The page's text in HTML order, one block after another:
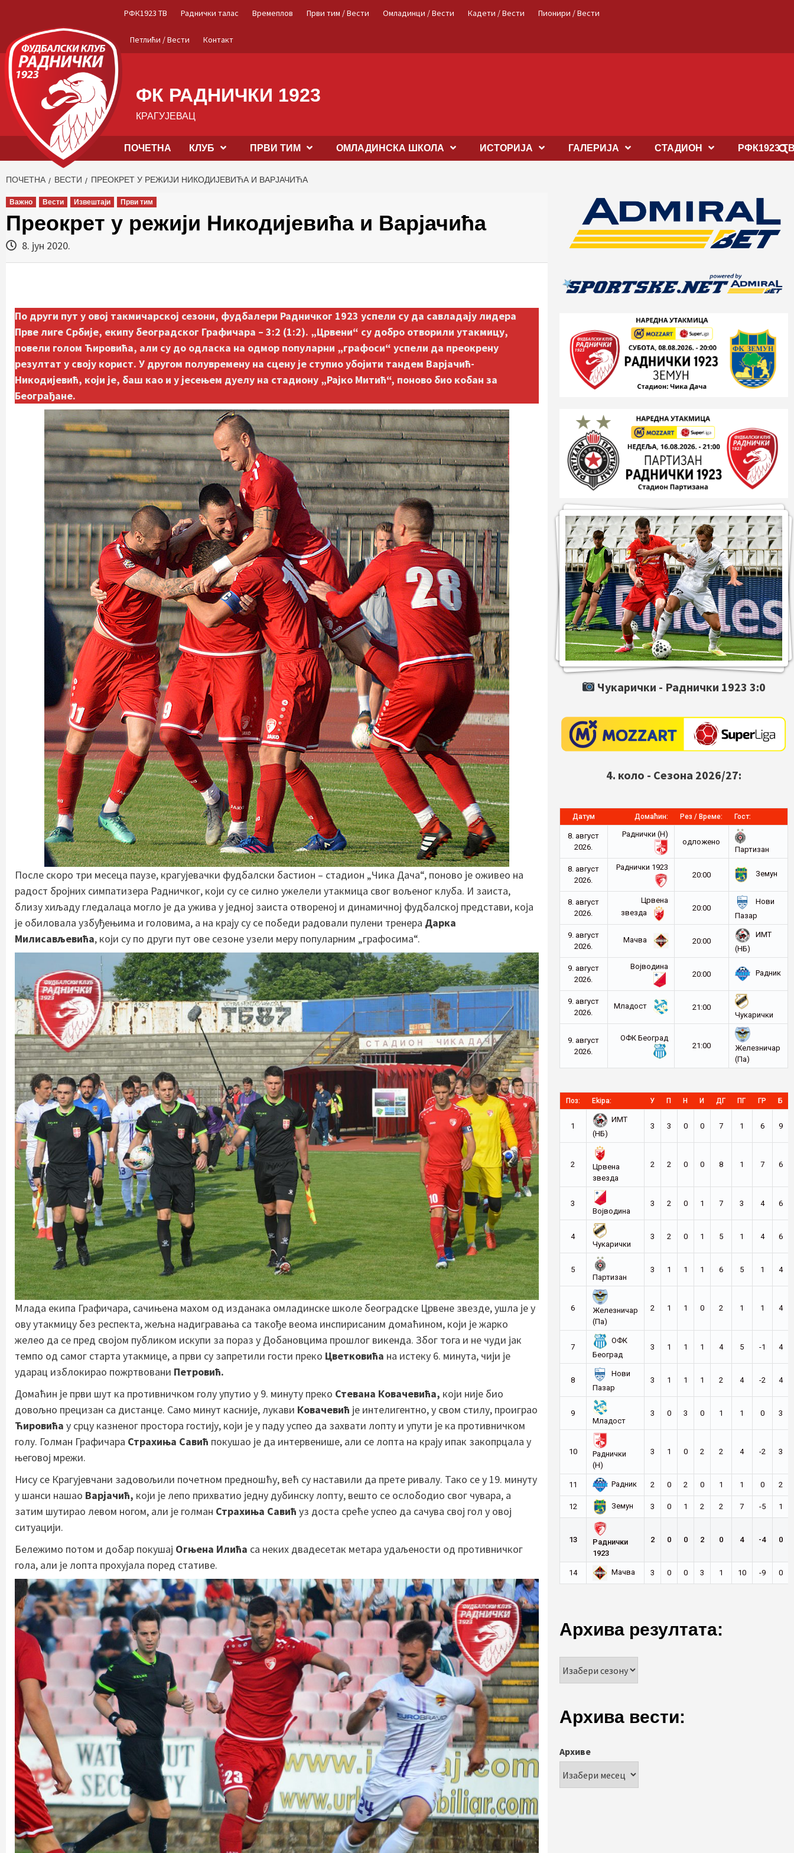
content
РФК1923 ТВ Раднички талас Времеплов Први тим / Вести Омладинци / Вести Кадети / Вести Пионири / Вести
Петлићи / Вести Контакт
ФК РАДНИЧКИ 1923
КРАГУЈЕВАЦ
ПОЧЕТНА КЛУБ ПРВИ ТИМ OМЛАДИНСКА ШКОЛА ИСТОРИЈА ГАЛЕРИЈА СТАДИОН РФК1923
ПОЧЕТНА ВЕСТИ ПРЕОКРЕТ У РЕЖИЈИ НИКОДИЈЕВИЋА И ВАРЈАЧИЋА
Важно Вести Извештаји Први тим
Преокрет у режији Никодијевића и Варјачића
8. јун 2020.
По други пут у овој такмичарској сезони, фудбалери Радничког 1923 успели су да савладају лидера
Прве лиге Србије, екипу београдског Графичара – 3:2 (1:2). „Црвени“ су добро отворили утакмицу,
повели голом Ћировића, али су до одласка на одмор популарни „графоси“ успели да преокрену
резултат у своју корист. У другом полувремену на сцену је ступио убојити тандем Варјачић-
Никодијевић, који је, баш као и у јесењем дуелу на стадиону „Рајко Митић“, поново био кобан за
Београђане.
После скоро три месеца паузе, крагујевачки фудбалски бастион – стадион „Чика Дача“, поново је оживео на
радост бројних симпатизера Радничког, који су се силно ужелели утакмица свог вољеног клуба. И заиста,
близу хиљаду гледалаца могло је да ужива у једној заиста отвореној и динамичној фудбалској представи, која
је обиловала узбуђењима и головима, а на крају су се победи радовали пулени тренера Дарка
Милисављевића, који су по други пут ове сезоне узели меру популарним „графосима“.
Млада екипа Графичара, сачињена махом од изданака омладинске школе београдске Црвене звезде, ушла је у
ову утакмицу без респекта, жељна надигравања са такође веома инспирисаним домаћином, који је жарко
желео да се пред својом публиком искупи за пораз у Добановцима прошлог викенда. Због тога и не чуди јак
темпо од самог старта утакмице, а први су запретили гости преко Цветковића на истеку 6. минута, чији је
ударац изблокирао пожртвовани Петровић.
Домаћин је први шут ка противничком голу упутио у 9. минуту преко Стевана Ковачевића, који није био
довољно прецизан са дистанце. Само минут касније, лукави Ковачевић је интелигентно, у свом стилу, проиграо
Ћировића у срцу казненог простора гостију, који је у паду успео да захвати лопту и упути је ка противничком
голу. Голман Графичара Страхиња Савић покушао је да интервенише, али се лопта на крају ипак закопрцала у
његовој мрежи.
Нису се Крагујевчани задовољили почетном предношћу, већ су наставили да прете ривалу. Тако се у 19. минуту
у шанси нашао Варјачић, који је лепо прихватио једну дубинску лопту, вешто се ослободио свог чувара, а
затим шутирао левом ногом, али је голман Страхиња Савић уз доста среће успео да сачува свој гол у овој
ситуацији.
Бележимо потом и добар покушај Огњена Илића са неких двадесетак метара удаљености од противничког
гола, али је лопта прохујала поред стативе.
Чукарички - Раднички 1923 3:0
4. коло - Сезона 2026/27:
Датум Домаћин: Рез / Време: Гост:
8. август
2026.
Раднички (Н)
oдложено
Партизан
8. август
2026.
Раднички 1923
20:00
Земун
8. август
2026.
Црвена
звезда
20:00
Нови
Пазар
9. август
2026.
Мачва 20:00
ИМТ
(НБ)
9. август
2026.
Војводина
20:00
Радник
9. август
2026.
Младост
21:00
Чукарички
9. август
2026.
ОФК Београд
21:00
Железничар
(Па)
Поз: Ekipa: У П Н И ДГ ПГ ГР Б
1
ИМТ
(НБ)
3 3 0 0 7 1 6 9
2
Црвена
звезда
2 2 0 0 8 1 7 6
3
Војводина
3 2 0 1 7 3 4 6
4
Чукарички
3 2 0 1 5 1 4 6
5
Партизан
3 1 1 1 6 5 1 4
6
Железничар
(Па)
2 1 1 0 2 1 1 4
7
ОФК
Београд
3 1 1 1 4 5 -1 4
8
Нови
Пазар
3 1 1 1 2 4 -2 4
9
Младост
3 0 3 0 1 1 0 3
10
Раднички
(Н)
3 1 0 2 2 4 -2 3
11 Радник 2 0 2 0 1 1 0 2
12 Земун 3 0 1 2 2 7 -5 1
13
Раднички
1923
2 0 0 2 0 4 -4 0
14 Мачва 3 0 0 3 1 10 -9 0
Архива резултата:
Архива вести:
Архиве